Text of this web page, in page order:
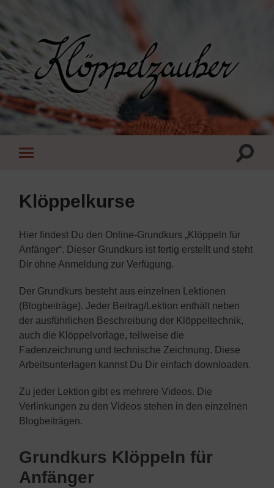
Klöppelzauber
Klöppelkurse
Hier findest Du den Online-Grundkurs „Klöppeln für
Anfänger“. Dieser Grundkurs ist fertig erstellt und steht
Dir ohne Anmeldung zur Verfügung.
Der Grundkurs besteht aus einzelnen Lektionen
(Blogbeiträge). Jeder Beitrag/Lektion enthält neben
der ausführlichen Beschreibung der Klöppeltechnik,
auch die Klöppelvorlage, teilweise die
Fadenzeichnung und technische Zeichnung. Diese
Arbeitsunterlagen kannst Du Dir einfach downloaden.
Zu jeder Lektion gibt es mehrere Videos. Die
Verlinkungen zu den Videos stehen in den einzelnen
Blogbeiträgen.
Grundkurs Klöppeln für
Anfänger